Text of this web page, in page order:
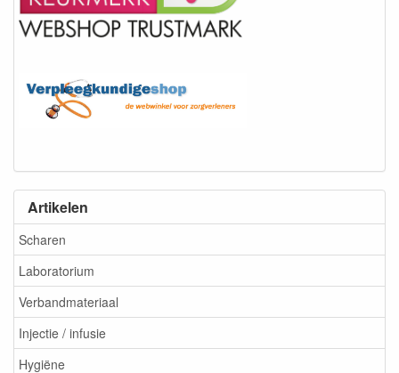
Artikelen
Scharen
Laboratorium
Verbandmateriaal
Injectie / infusie
Hygiëne